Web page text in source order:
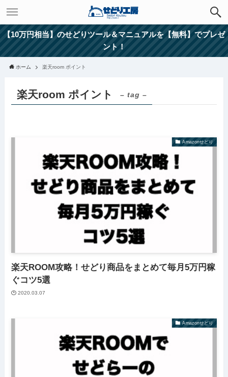
【10万円相当】のせどりツール＆マニュアルを【無料】でプレゼ
ント！
ホーム 楽天room ポイント
楽天room ポイント – tag –
Amazonせどり
楽天ROOM攻略！せどり商品をまとめて毎月5万円稼
ぐコツ5選
2020.03.07
Amazonせどり